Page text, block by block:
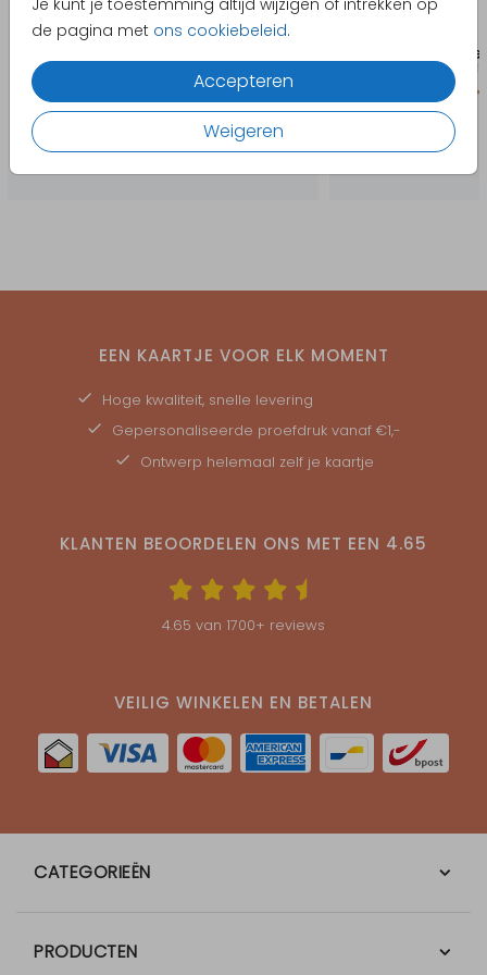
de pagina met ons cookiebeleid.
Accepteren
Weigeren
EEN KAARTJE VOOR ELK MOMENT
Hoge kwaliteit, snelle levering
Gepersonaliseerde proefdruk vanaf €1,-
Ontwerp helemaal zelf je kaartje
KLANTEN BEOORDELEN ONS MET EEN 4.65
4.65 van 1700+ reviews
VEILIG WINKELEN EN BETALEN
CATEGORIEËN
PRODUCTEN